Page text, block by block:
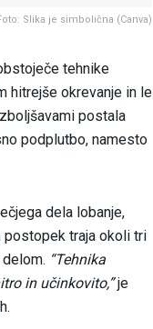
Slika je simbolična (Canva)
tehnike
hitrejše okrevanje in le
postala
podplutbo, namesto
dela lobanje,
postopek traja okoli tri
“Tehnika
in učinkovito,”je